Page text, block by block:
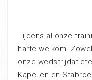
Tijdens al onze
harte welkom.
onze
Kapellen en